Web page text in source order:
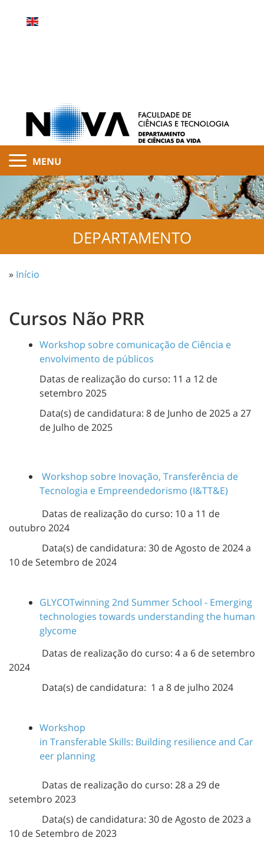
MENU
DEPARTAMENTO
» Início
Cursos Não PRR
Workshop sobre comunicação de Ciência e
envolvimento de públicos
Datas de realização do curso: 11 a 12 de
setembro 2025
Data(s) de candidatura: 8 de Junho de 2025 a 27
de Julho de 2025
Workshop sobre Inovação, Transferência de
Tecnologia e Empreendedorismo (I&TT&E)
Datas de realização do curso: 10 a 11 de
outubro 2024
Data(s) de candidatura: 30 de Agosto de 2024 a
10 de Setembro de 2024
GLYCOTwinning 2nd Summer School - Emerging
technologies towards understanding the human
glycome
Datas de realização do curso: 4 a 6 de setembro
2024
Data(s) de candidatura: 1 a 8 de julho 2024
Workshop
in Transferable Skills: Building resilienceand Car
eer planning
Datas de realização do curso: 28 a 29 de
setembro 2023
Data(s) de candidatura: 30 de Agosto de 2023 a
10 de Setembro de 2023